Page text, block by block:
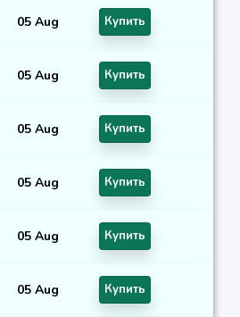
05 Aug Купить
05 Aug Купить
05 Aug Купить
05 Aug Купить
05 Aug Купить
05 Aug Купить